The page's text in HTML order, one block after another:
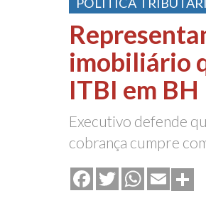
imobiliário
ITBI em BH
Executivo defende
cobrança cumpre
FacebookTwitterWhatsApp
Email